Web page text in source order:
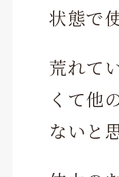
状態で
荒れて
くて他
ないと